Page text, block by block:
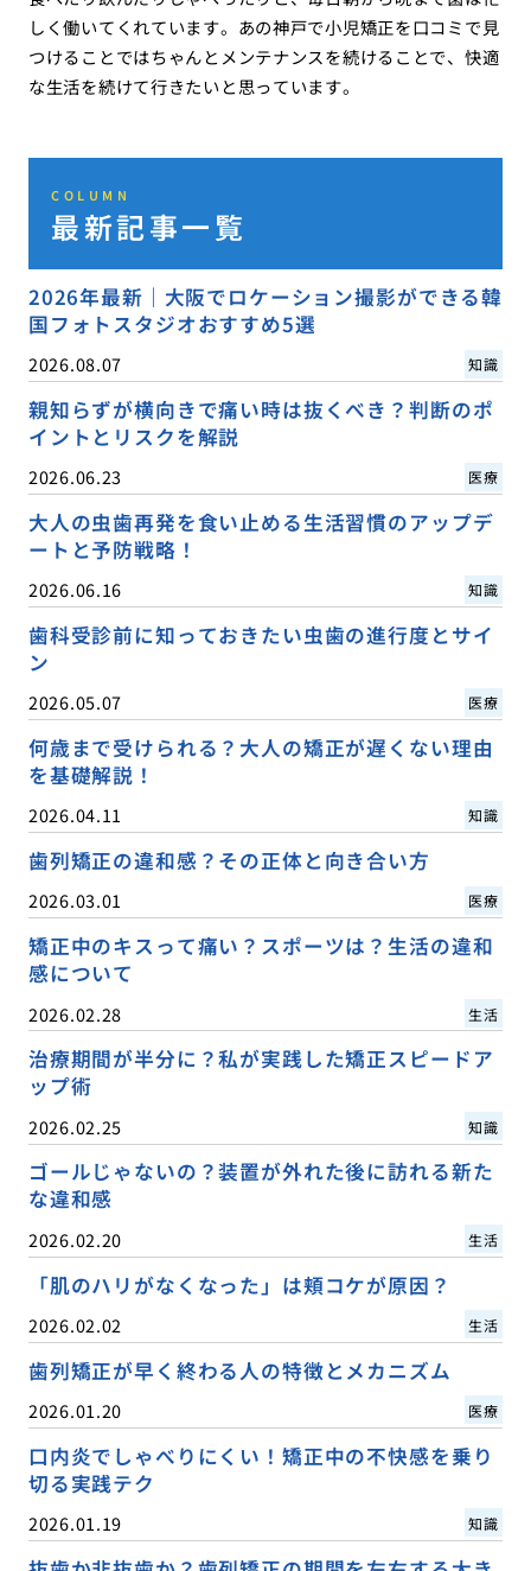
しく働いてくれています。あの神戸で小児矯正を口コミで見
つけることではちゃんとメンテナンスを続けることで、快適
な生活を続けて行きたいと思っています。
COLUMN
最新記事一覧
2026年最新｜大阪でロケーション撮影ができる韓
国フォトスタジオおすすめ5選
2026.08.07 知識
親知らずが横向きで痛い時は抜くべき？判断のポ
イントとリスクを解説
2026.06.23 医療
大人の虫歯再発を食い止める生活習慣のアップデ
ートと予防戦略！
2026.06.16 知識
歯科受診前に知っておきたい虫歯の進行度とサイ
ン
2026.05.07 医療
何歳まで受けられる？大人の矯正が遅くない理由
を基礎解説！
2026.04.11 知識
歯列矯正の違和感？その正体と向き合い方
2026.03.01 医療
矯正中のキスって痛い？スポーツは？生活の違和
感について
2026.02.28 生活
治療期間が半分に？私が実践した矯正スピードア
ップ術
2026.02.25 知識
ゴールじゃないの？装置が外れた後に訪れる新た
な違和感
2026.02.20 生活
「肌のハリがなくなった」は頬コケが原因？
2026.02.02 生活
歯列矯正が早く終わる人の特徴とメカニズム
2026.01.20 医療
口内炎でしゃべりにくい！矯正中の不快感を乗り
切る実践テク
2026.01.19 知識